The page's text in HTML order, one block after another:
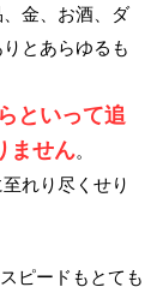
金、お酒、ダ
とあらゆるも
といって追
ません。
れり尽くせり
ピードもとても